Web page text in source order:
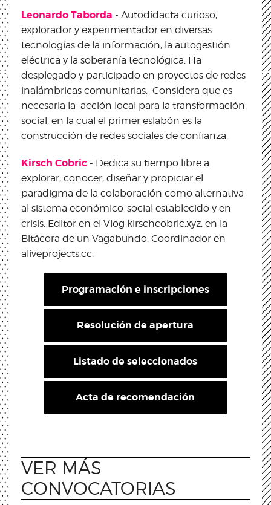
Leonardo Taborda - Autodidacta curioso,
explorador y experimentador en diversas
tecnologías de la información, la autogestión
eléctrica y la soberanía tecnológica. Ha
desplegado y participado en proyectos de redes
inalámbricas comunitarias. Considera que es
necesaria la acción local para la transformación
social, en la cual el primer eslabón es la
construcción de redes sociales de confianza.
Kirsch Cobric - Dedica su tiempo libre a
explorar, conocer, diseñar y propiciar el
paradigma de la colaboración como alternativa
al sistema económico-social establecido y en
crisis. Editor en el Vlog kirschcobric.xyz, en la
Bitácora de un Vagabundo. Coordinador en
aliveprojects.cc.
Programación e inscripciones
Resolución de apertura
Listado de seleccionados
Acta de recomendación
VER MÁS
CONVOCATORIAS